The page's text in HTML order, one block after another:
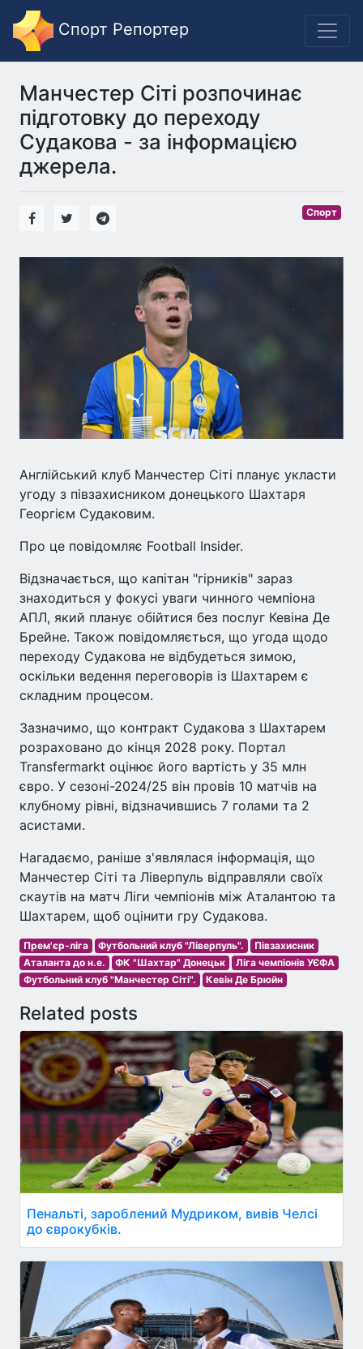
Спорт Репортер
Манчестер Сіті розпочинає
підготовку до переходу
Судакова - за інформацією
джерела.
Спорт
Англійський клуб Манчестер Сіті планує укласти
угоду з півзахисником донецького Шахтаря
Георгієм Судаковим.
Про це повідомляє Football Insider.
Відзначається, що капітан "гірників" зараз
знаходиться у фокусі уваги чинного чемпіона
АПЛ, який планує обійтися без послуг Кевіна Де
Брейне. Також повідомляється, що угода щодо
переходу Судакова не відбудеться зимою,
оскільки ведення переговорів із Шахтарем є
складним процесом.
Зазначимо, що контракт Судакова з Шахтарем
розраховано до кінця 2028 року. Портал
Transfermarkt оцінює його вартість у 35 млн
євро. У сезоні-2024/25 він провів 10 матчів на
клубному рівні, відзначившись 7 голами та 2
асистами.
Нагадаємо, раніше з'являлася інформація, що
Манчестер Сіті та Ліверпуль відправляли своїх
скаутів на матч Ліги чемпіонів між Аталантою та
Шахтарем, щоб оцінити гру Судакова.
Прем'єр-ліга Футбольний клуб "Ліверпуль".
Півзахисник
Аталанта до н.е.
ФК "Шахтар" Донецьк
Ліга чемпіонів УЄФА
Футбольний клуб "Манчестер Сіті".
Кевін Де Брюйн
Related posts
Пенальті, зароблений Мудриком, вивів Челсі
до єврокубків.